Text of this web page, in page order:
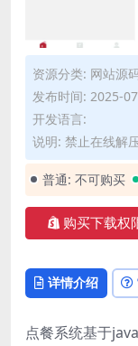
资源分类: 网站源
发布时间: 2025-
开发语言:
说明: 禁止在线解
普通: 不可购买
购买下载权
详情介绍
点餐系统基于